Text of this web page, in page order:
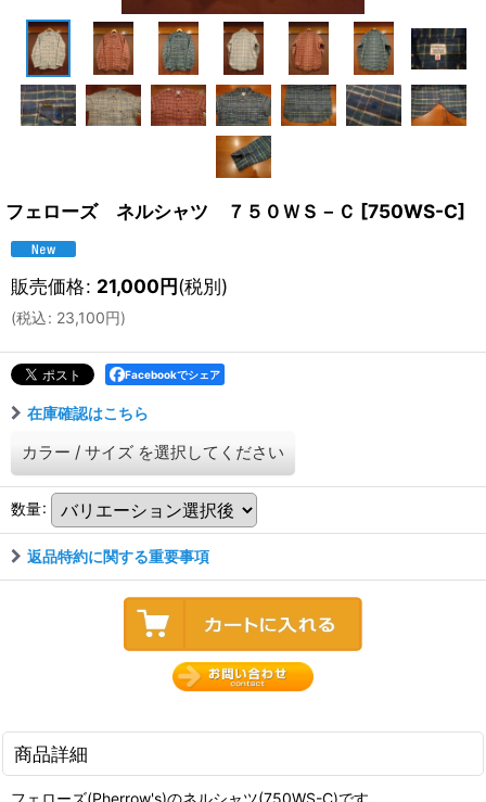
フェローズ ネルシャツ ７５０ＷＳ－Ｃ [750WS-C]
販売価格: 21,000円(税別)
(税込: 23,100円)
Facebookでシェア
在庫確認はこちら
カラー / サイズ を選択してください
数量:
返品特約に関する重要事項
商品詳細